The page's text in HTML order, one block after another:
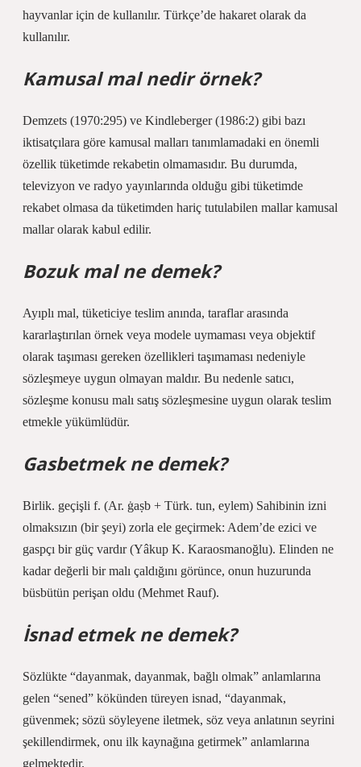
hayvanlar için de kullanılır. Türkçe’de hakaret olarak da
kullanılır.
Kamusal mal nedir örnek?
Demzets (1970:295) ve Kindleberger (1986:2) gibi bazı
iktisatçılara göre kamusal malları tanımlamadaki en önemli
özellik tüketimde rekabetin olmamasıdır. Bu durumda,
televizyon ve radyo yayınlarında olduğu gibi tüketimde
rekabet olmasa da tüketimden hariç tutulabilen mallar kamusal
mallar olarak kabul edilir.
Bozuk mal ne demek?
Ayıplı mal, tüketiciye teslim anında, taraflar arasında
kararlaştırılan örnek veya modele uymaması veya objektif
olarak taşıması gereken özellikleri taşımaması nedeniyle
sözleşmeye uygun olmayan maldır. Bu nedenle satıcı,
sözleşme konusu malı satış sözleşmesine uygun olarak teslim
etmekle yükümlüdür.
Gasbetmek ne demek?
Birlik. geçişli f. (Ar. ġaṣb + Türk. tun, eylem) Sahibinin izni
olmaksızın (bir şeyi) zorla ele geçirmek: Adem’de ezici ve
gaspçı bir güç vardır (Yâkup K. Karaosmanoğlu). Elinden ne
kadar değerli bir malı çaldığını görünce, onun huzurunda
büsbütün perişan oldu (Mehmet Rauf).
İsnad etmek ne demek?
Sözlükte “dayanmak, dayanmak, bağlı olmak” anlamlarına
gelen “sened” kökünden türeyen isnad, “dayanmak,
güvenmek; sözü söyleyene iletmek, söz veya anlatının seyrini
şekillendirmek, onu ilk kaynağına getirmek” anlamlarına
gelmektedir.